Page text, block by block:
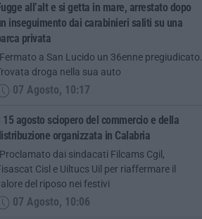
all’alt e si getta in mare, arrestato dopo
inseguimento dai carabinieri saliti su una
privata
a San Lucido un 36enne pregiudicato.
droga nella sua auto
07 Agosto, 10:17
Il 15 agosto sciopero del commercio e della
organizzata in Calabria
dai sindacati Filcams Cgil,
Cisl e Uiltucs Uil per riaffermare il
del riposo nei festivi
07 Agosto, 10:06